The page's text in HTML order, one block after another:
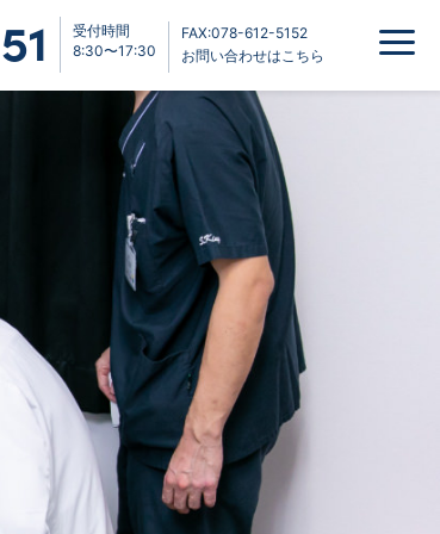
受付時間
8:30〜17:30
FAX:078-612-5152
お問い合わせはこちら